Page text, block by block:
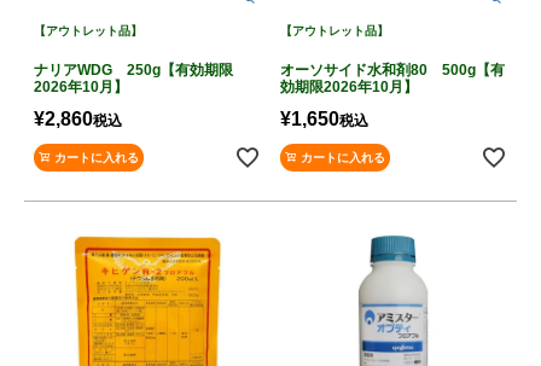
【アウトレット品】
ナリアWDG 250g【有効期限
2026年10月】
¥2,860税込
カートに入れる
【アウトレット品】
オーソサイド水和剤80 500g【有
効期限2026年10月】
¥1,650税込
カートに入れる